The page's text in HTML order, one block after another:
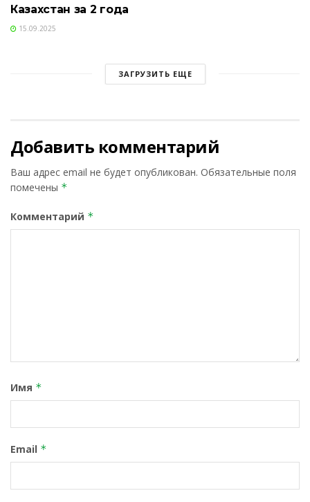
Казахстан за 2 года
15.09.2025
ЗАГРУЗИТЬ ЕЩЕ
Добавить комментарий
Ваш адрес email не будет опубликован. Обязательные поля
помечены *
Комментарий *
Имя *
Email *